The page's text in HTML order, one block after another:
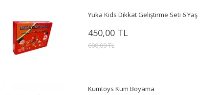
Yuka Kids Dikkat Geliştirme Seti 6 Yaş
450,00 TL
600,00 TL
Kumtoys Kum Boyama